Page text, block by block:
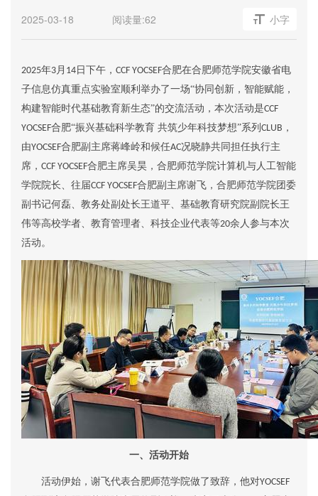
2025-03-18 阅读量:62 小字
2025年3月 14 日下午， CCF YOCSEF合肥在合肥师范学院安徽省电
子信息仿真重点实验室顺利举办了一场“协同创新，智能赋能，
构建智能时代基础教育新生态”的交流活动，本次活动是CCF
YOCSEF合肥“振兴基础科学教育 共筑少年科技梦想”系列 CLUB ，
由YOCSEF合肥副主席蒋峰岭和候任AC况晓静共同担任执行主
席， CCF YOCSEF合肥主席吴昊 ， 合肥师范学院计算机与人工智能
学院院长、 往届CCF YOCSEF合肥副主席谢飞 ， 合肥师范学院团委
副书记何磊、 教务处副处长王道平、 基础教育研究院副院长王
伟等高校学者、教育管理者、科技企业代表等20余人参与本次
活动。
一、活动开始
活动伊始， 谢飞代表合肥师范学院做了致辞，他对YOCSEF